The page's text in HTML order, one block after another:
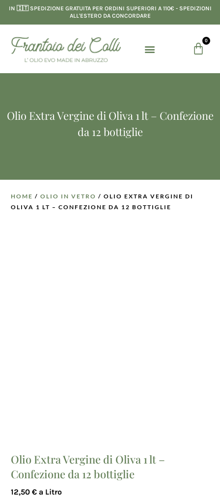
contenuto
IN 🇮🇹 SPEDIZIONE GRATUITA PER ORDINI SUPERIORI A 110€ - SPEDIZIONI
ALL'ESTERO DA CONCORDARE
Menu 0
Olio Extra Vergine di Oliva 1 lt – Confezione
da 12 bottiglie
HOME /OLIO IN VETRO / OLIO EXTRA VERGINE DI
OLIVA 1 LT – CONFEZIONE DA 12 BOTTIGLIE
Olio Extra Vergine di Oliva 1 lt –
Confezione da 12 bottiglie
12,50 € a Litro